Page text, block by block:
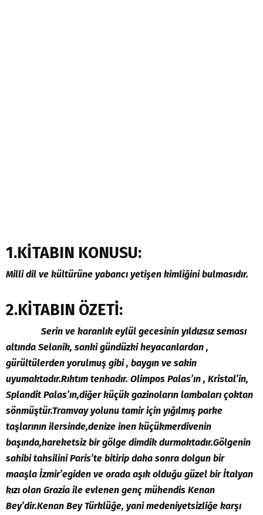
1.KİTABIN KONUSU:
Milli dil ve kültürüne yabancı yetişen kimliğini bulmasıdır.
2.KİTABIN ÖZETİ:
Serin ve karanlık eylül gecesinin yıldızsız seması
altında Selanik, sanki gündüzki heyacanlardan ,
gürültülerden yorulmuş gibi , baygın ve sakin
uyumaktadır.Rıhtım tenhadır. Olimpos Palas’ın , Kristal’in,
Splandit Palas’ın,diğer küçük gazinoların lambaları çoktan
sönmüştür.Tramvay yolunu tamir için yığılmış parke
taşlarının ilersinde,denize inen küçükmerdivenin
başında,hareketsiz bir gölge dimdik durmaktadır.Gölgenin
sahibi tahsilini Paris’te bitirip daha sonra dolgun bir
maaşla İzmir’egiden ve orada aşık olduğu güzel bir İtalyan
kızı olan Grazia ile evlenen genç mühendis Kenan
Bey’dir.Kenan Bey Türklüğe, yani medeniyetsizliğe karşı